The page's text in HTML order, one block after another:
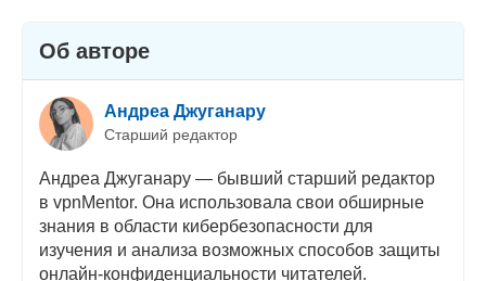
Об авторе
Андреа Джуганару
Старший редактор
Андреа Джуганару — бывший старший редактор
в vpnMentor. Она использовала свои обширные
знания в области кибербезопасности для
изучения и анализа возможных способов защиты
онлайн-конфиденциальности читателей.